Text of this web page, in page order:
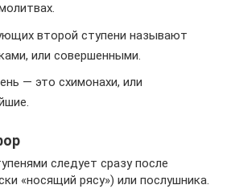
второй ступени называют
или совершенными.
— это схимонахи, или
следует сразу после
«носящий рясу») или послушника.